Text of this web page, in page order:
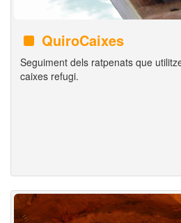
QuiroCaixes
Seguiment dels ratpenats que
caixes refugi.